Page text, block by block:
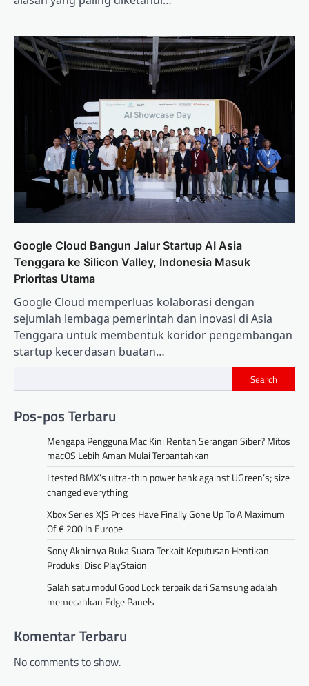
Google Cloud Bangun Jalur Startup AI Asia
Tenggara ke Silicon Valley, Indonesia Masuk
Prioritas Utama
Google Cloud memperluas kolaborasi dengan
sejumlah lembaga pemerintah dan inovasi di Asia
Tenggara untuk membentuk koridor pengembangan
startup kecerdasan buatan…
Search
Pos-pos Terbaru
Mengapa Pengguna Mac Kini Rentan Serangan Siber? Mitos
macOS Lebih Aman Mulai Terbantahkan
I tested BMX’s ultra-thin power bank against UGreen’s; size
changed everything
Xbox Series X|S Prices Have Finally Gone Up To A Maximum
Of € 200 In Europe
Sony Akhirnya Buka Suara Terkait Keputusan Hentikan
Produksi Disc PlayStaion
Salah satu modul Good Lock terbaik dari Samsung adalah
memecahkan Edge Panels
Komentar Terbaru
No comments to show.